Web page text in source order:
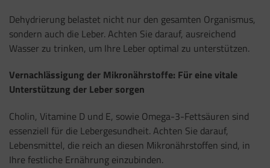
Dehydrierung belastet nicht nur den gesamten Organismus,
sondern auch die Leber. Achten Sie darauf, ausreichend
Wasser zu trinken, um Ihre Leber optimal zu unterstützen.
Vernachlässigung der Mikronährstoffe: Für eine vitale
Unterstützung der Leber sorgen
Cholin, Vitamine D und E, sowie Omega-3-Fettsäuren sind
essenziell für die Lebergesundheit. Achten Sie darauf,
Lebensmittel, die reich an diesen Mikronährstoffen sind, in
Ihre festliche Ernährung einzubinden.